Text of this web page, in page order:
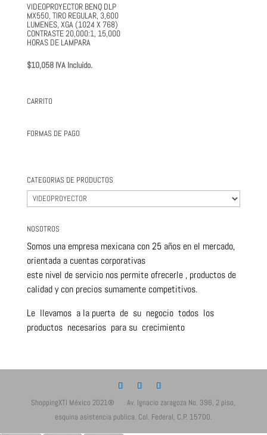
VIDEOPROYECTOR BENQ DLP
MX550, TIRO REGULAR, 3,600
LUMENES, XGA (1024 X 768)
CONTRASTE 20,000:1, 15,000
HORAS DE LAMPARA
$10,058 IVA Incluido.
CARRITO
FORMAS DE PAGO
CATEGORIAS DE PRODUCTOS
NOSOTROS
Somos una empresa mexicana con 25 años en el mercado,
orientada a cuentas corporativas
este nivel de servicio nos permite ofrecerle , productos de
calidad y con precios sumamente competitivos.
Le llevamos a la puerta de su negocio todos los
productos necesarios para su crecimiento
ShoppingXTI México 2021® Av. Ignacio zaragoza No. 396, 2 piso,
esquina asistencia publica. Col. Federal, C.P. 15700.